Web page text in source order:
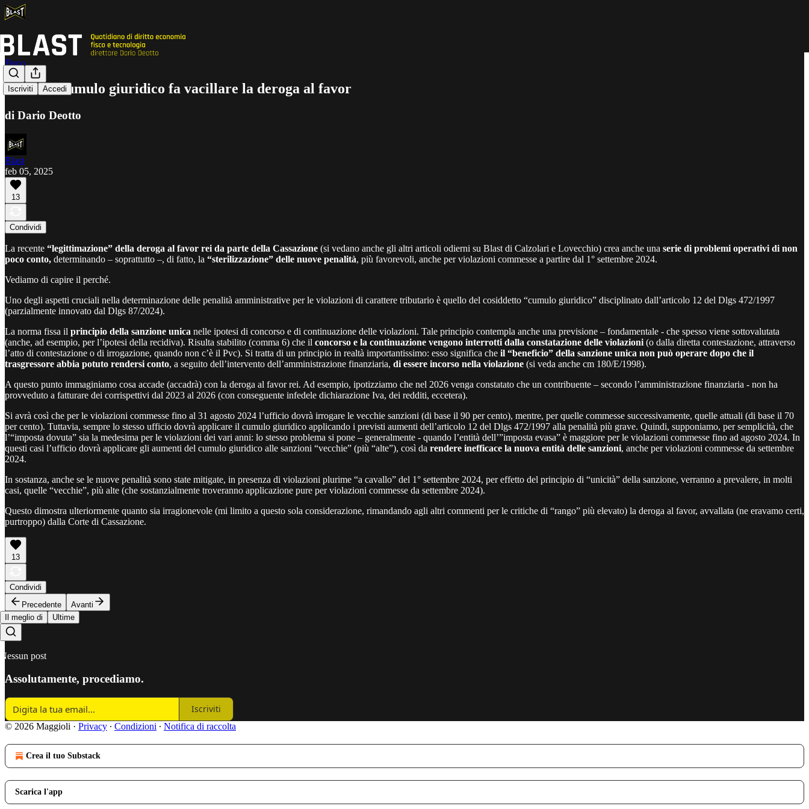
Iscriviti Accedi
Fisco
Anche il cumulo giuridico fa vacillare la deroga al favor
di Dario Deotto
Blast
feb 05, 2025
13
Condividi
La recente “legittimazione” della deroga al favor rei da parte della Cassazione (si vedano anche gli altri articoli odierni su Blast di Calzolari e Lovecchio) crea anche una serie di problemi operativi di non
poco conto, determinando – soprattutto –, di fatto, la “sterilizzazione” delle nuove penalità, più favorevoli, anche per violazioni commesse a partire dal 1° settembre 2024.
Vediamo di capire il perché.
Uno degli aspetti cruciali nella determinazione delle penalità amministrative per le violazioni di carattere tributario è quello del cosiddetto “cumulo giuridico” disciplinato dall’articolo 12 del Dlgs 472/1997
(parzialmente innovato dal Dlgs 87/2024).
La norma fissa il principio della sanzione unica nelle ipotesi di concorso e di continuazione delle violazioni. Tale principio contempla anche una previsione – fondamentale - che spesso viene sottovalutata
(anche, ad esempio, per l’ipotesi della recidiva). Risulta stabilito (comma 6) che il concorso e la continuazione vengono interrotti dalla constatazione delle violazioni (o dalla diretta contestazione, attraverso
l’atto di contestazione o di irrogazione, quando non c’è il Pvc). Si tratta di un principio in realtà importantissimo: esso significa che il “beneficio” della sanzione unica non può operare dopo che il
trasgressore abbia potuto rendersi conto, a seguito dell’intervento dell’amministrazione finanziaria, di essere incorso nella violazione (si veda anche cm 180/E/1998).
A questo punto immaginiamo cosa accade (accadrà) con la deroga al favor rei. Ad esempio, ipotizziamo che nel 2026 venga constatato che un contribuente – secondo l’amministrazione finanziaria - non ha
provveduto a fatturare dei corrispettivi dal 2023 al 2026 (con conseguente infedele dichiarazione Iva, dei redditi, eccetera).
Si avrà così che per le violazioni commesse fino al 31 agosto 2024 l’ufficio dovrà irrogare le vecchie sanzioni (di base il 90 per cento), mentre, per quelle commesse successivamente, quelle attuali (di base il 70
per cento). Tuttavia, sempre lo stesso ufficio dovrà applicare il cumulo giuridico applicando i previsti aumenti dell’articolo 12 del Dlgs 472/1997 alla penalità più grave. Quindi, supponiamo, per semplicità, che
l’“imposta dovuta” sia la medesima per le violazioni dei vari anni: lo stesso problema si pone – generalmente - quando l’entità dell’”imposta evasa” è maggiore per le violazioni commesse fino ad agosto 2024. In
questi casi l’ufficio dovrà applicare gli aumenti del cumulo giuridico alle sanzioni “vecchie” (più “alte”), così da rendere inefficace la nuova entità delle sanzioni, anche per violazioni commesse da settembre
2024.
In sostanza, anche se le nuove penalità sono state mitigate, in presenza di violazioni plurime “a cavallo” del 1° settembre 2024, per effetto del principio di “unicità” della sanzione, verranno a prevalere, in molti
casi, quelle “vecchie”, più alte (che sostanzialmente troveranno applicazione pure per violazioni commesse da settembre 2024).
Questo dimostra ulteriormente quanto sia irragionevole (mi limito a questo sola considerazione, rimandando agli altri commenti per le critiche di “rango” più elevato) la deroga al favor, avvallata (ne eravamo certi,
purtroppo) dalla Corte di Cassazione.
13
Condividi
Precedente
Avanti
Il meglio di
Ultime
Nessun post
Assolutamente, procediamo.
Iscriviti
© 2026 Maggioli · Privacy ∙ Condizioni ∙ Notifica di raccolta
Crea il tuo Substack
Scarica l'app